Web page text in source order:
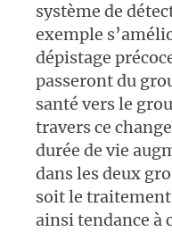
système de
exemple
dépistage
passeront du
santé vers le
travers ce
durée de vie
dans les deux
soit le traitement
ainsi tendance à